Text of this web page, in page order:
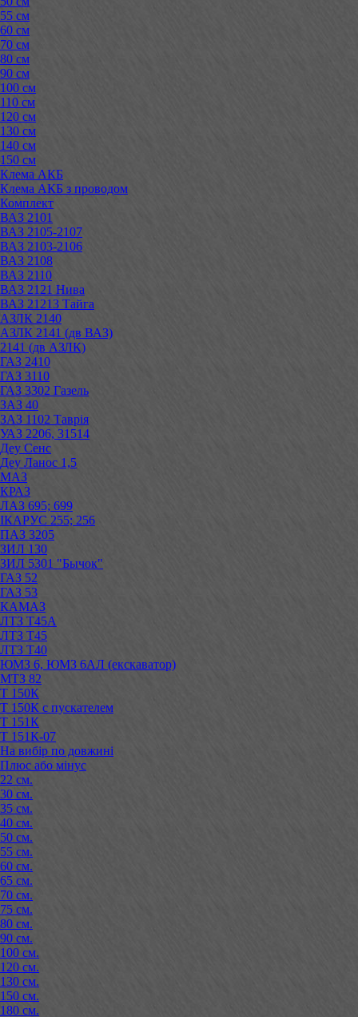
55 см
60 см
70 см
80 см
90 см
100 см
110 см
120 см
130 см
140 см
150 см
Клема АКБ
Клема АКБ з проводом
Комплект
ВАЗ 2101
ВАЗ 2105-2107
ВАЗ 2103-2106
ВАЗ 2108
ВАЗ 2110
ВАЗ 2121 Нива
ВАЗ 21213 Тайга
АЗЛК 2140
АЗЛК 2141 (дв ВАЗ)
2141 (дв АЗЛК)
ГАЗ 2410
ГАЗ 3110
ГАЗ 3302 Газель
ЗАЗ 40
ЗАЗ 1102 Таврія
УАЗ 2206, 31514
Деу Сенс
Деу Ланос 1,5
МАЗ
КРАЗ
ЛАЗ 695; 699
ІКАРУС 255; 256
ПАЗ 3205
ЗИЛ 130
ЗИЛ 5301 "Бычок"
ГАЗ 52
ГАЗ 53
КАМАЗ
ЛТЗ Т45А
ЛТЗ Т45
ЛТЗ Т40
ЮМЗ 6, ЮМЗ 6АЛ (екскаватор)
МТЗ 82
Т 150К
Т 150К с пускателем
Т 151К
Т 151К-07
На вибір по довжині
Плюс або мінус
22 см.
30 см.
35 см.
40 см.
50 см.
55 см.
60 см.
65 см.
70 см.
75 см.
80 см.
90 см.
100 см.
120 см.
130 см.
150 см.
180 см.